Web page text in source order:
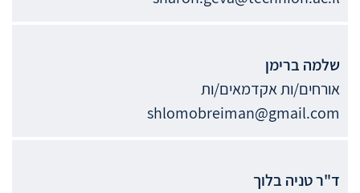
שלמה ברימן
אורחים/ות אקדמאים/ות
shlomobreiman@gmail.com
ד"רטניה בלוך